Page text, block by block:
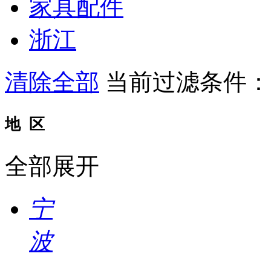
家具配件
浙江
清除全部 当前过滤条件
地 区
全部展开
宁
波